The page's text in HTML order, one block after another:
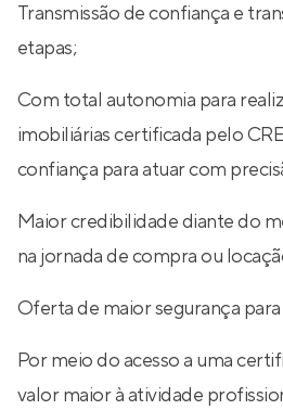
Transmissão de confiança e
etapas;
Com total autonomia para
imobiliárias certificada pelo
confiança para atuar com
Maior credibilidade diante do
na jornada de compra ou
Oferta de maior segurança
Por meio do acesso a uma
valor maior à atividade